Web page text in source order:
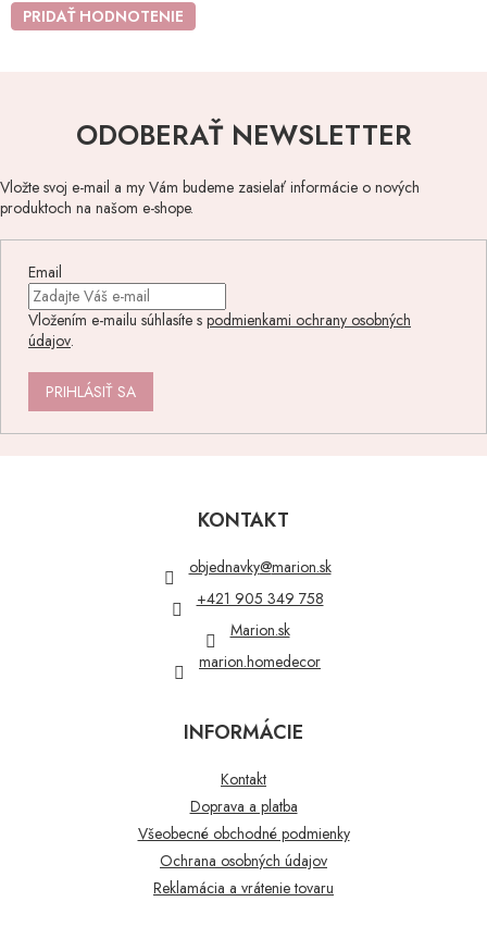
PRIDAŤ HODNOTENIE
ODOBERAŤ NEWSLETTER
Vložte svoj e-mail a my Vám budeme zasielať informácie o nových
produktoch na našom e-shope.
Email
Vložením e-mailu súhlasíte s podmienkami ochrany osobných
údajov.
PRIHLÁSIŤ SA
KONTAKT
objednavky@marion.sk
+421 905 349 758
Marion.sk
marion.homedecor
INFORMÁCIE
Kontakt
Doprava a platba
Všeobecné obchodné podmienky
Ochrana osobných údajov
Reklamácia a vrátenie tovaru